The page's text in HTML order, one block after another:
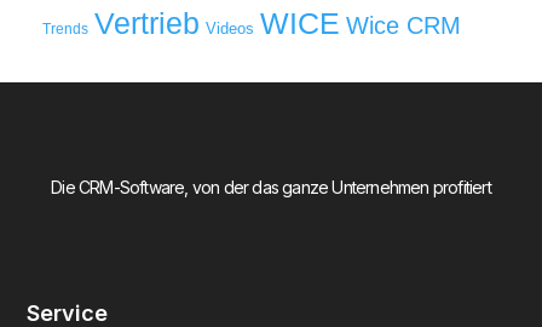
Trends Vertrieb Videos WICE Wice CRM
Die CRM-Software, von der das ganze Unternehmen profitiert
Service